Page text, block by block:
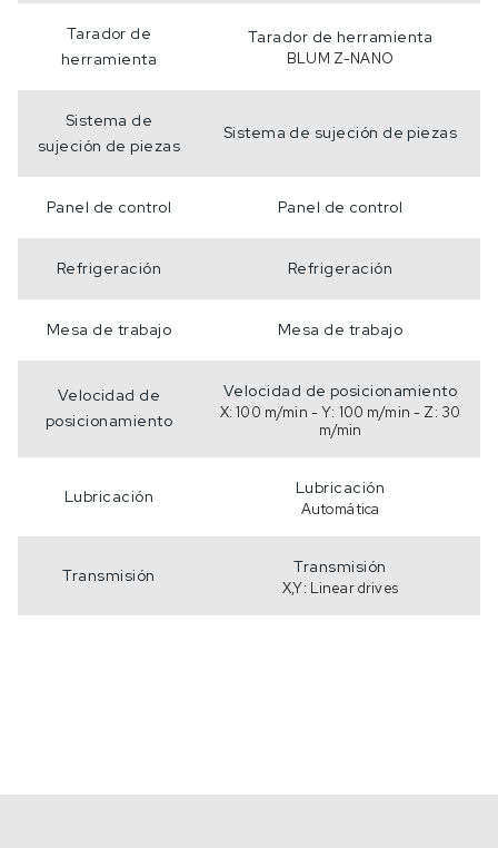
Tarador de
herramienta
Tarador de herramienta
BLUM Z-NANO
Sistema de
sujeción de piezas
Sistema de sujeción de piezas
Panel de control Panel de control
Refrigeración Refrigeración
Mesa de trabajo Mesa de trabajo
Velocidad de
posicionamiento
Velocidad de posicionamiento
X: 100 m/min - Y: 100 m/min - Z: 30
m/min
Lubricación Lubricación
Automática
Transmisión Transmisión
X,Y: Linear drives